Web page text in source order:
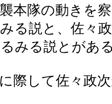
本隊の動きを
る説と、佐々
みる説とがあ
際して佐々政